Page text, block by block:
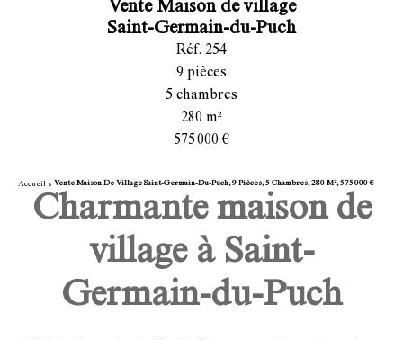
Vente Maison de village
Saint-Germain-du-Puch
Réf. 254
9 pièces
5 chambres
280 m²
575 000 €
Accueil Vente Maison De Village Saint-Germain-Du-Puch, 9 Pièces, 5 Chambres, 280 M², 575 000 €
Charmante maison de
village à Saint-
Germain-du-Puch